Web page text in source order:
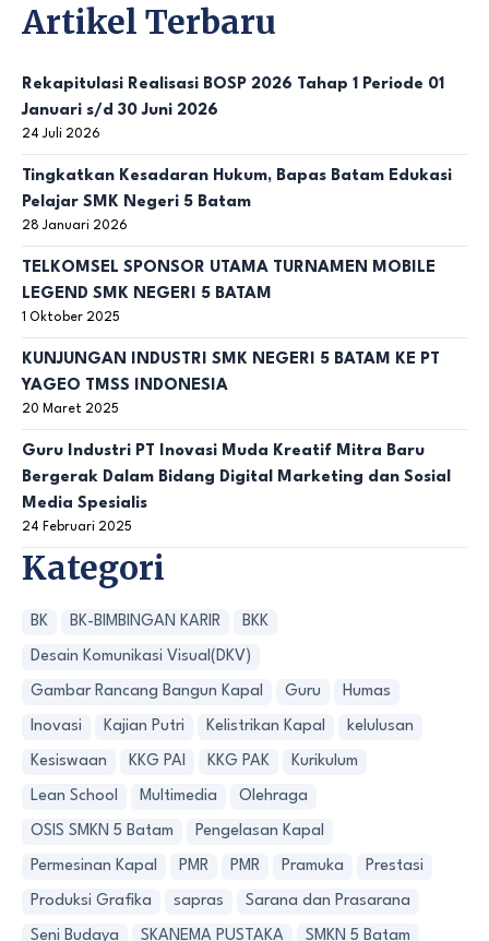
Artikel Terbaru
Rekapitulasi Realisasi BOSP 2026 Tahap 1 Periode 01
Januari s/d 30 Juni 2026
24 Juli 2026
Tingkatkan Kesadaran Hukum, Bapas Batam Edukasi
Pelajar SMK Negeri 5 Batam
28 Januari 2026
TELKOMSEL SPONSOR UTAMA TURNAMEN MOBILE
LEGEND SMK NEGERI 5 BATAM
1 Oktober 2025
KUNJUNGAN INDUSTRI SMK NEGERI 5 BATAM KE PT
YAGEO TMSS INDONESIA
20 Maret 2025
Guru Industri PT Inovasi Muda Kreatif Mitra Baru
Bergerak Dalam Bidang Digital Marketing dan Sosial
Media Spesialis
24 Februari 2025
Kategori
BK BK-BIMBINGAN KARIR BKK
Desain Komunikasi Visual(DKV)
Gambar Rancang Bangun Kapal Guru Humas
Inovasi Kajian Putri Kelistrikan Kapal kelulusan
Kesiswaan KKG PAI KKG PAK Kurikulum
Lean School Multimedia Olehraga
OSIS SMKN 5 Batam Pengelasan Kapal
Permesinan Kapal PMR PMR Pramuka Prestasi
Produksi Grafika sapras Sarana dan Prasarana
Seni Budaya SKANEMA PUSTAKA SMKN 5 Batam